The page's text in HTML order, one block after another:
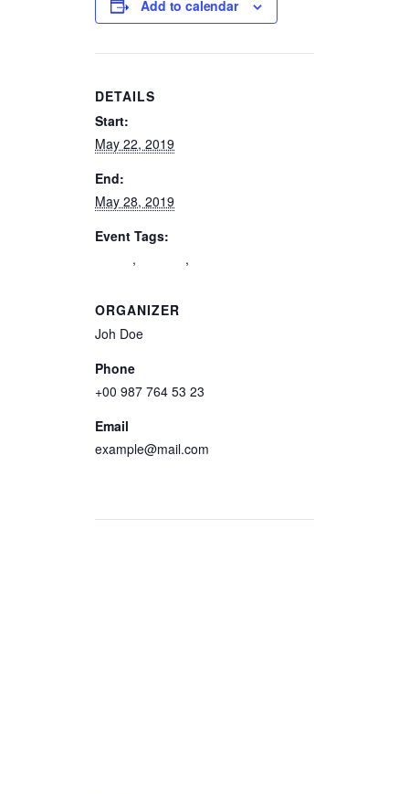
Add to calendar
DETAILS
Start:
May 22, 2019
End:
May 28, 2019
Event Tags:
, ,
ORGANIZER
Joh Doe
Phone
+00 987 764 53 23
Email
example@mail.com